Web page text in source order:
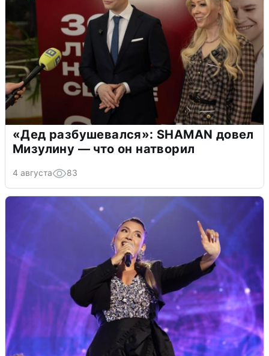
«Дед разбушевался»: SHAMAN довел
Мизулину — что он натворил
4 августа 83